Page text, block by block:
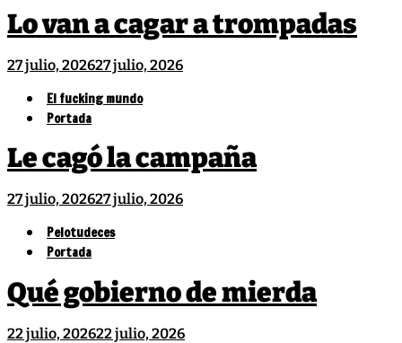
Lo van a cagar a trompadas
27 julio, 202627 julio, 2026
El fucking mundo
Portada
Le cagó la campaña
27 julio, 202627 julio, 2026
Pelotudeces
Portada
Qué gobierno de mierda
22 julio, 202622 julio, 2026